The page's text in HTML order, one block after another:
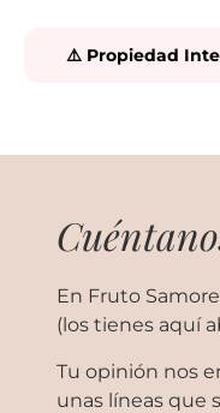
⚠️ Propiedad
En Fruto
(los tienes aquí
Tu opinión nos
unas líneas que